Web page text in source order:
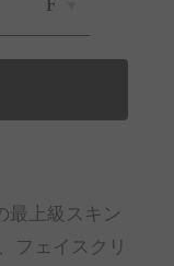
F
最上級スキン
フェイスクリ